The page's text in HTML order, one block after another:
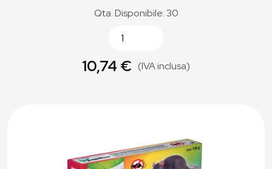
Qta. Disponibile: 30
10,74 € (IVA inclusa)